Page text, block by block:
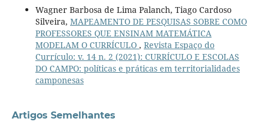
Wagner Barbosa de Lima Palanch, Tiago Cardoso
Silveira, MAPEAMENTO DE PESQUISAS SOBRE COMO
PROFESSORES QUE ENSINAM MATEMÁTICA
MODELAM O CURRÍCULO , Revista Espaço do
Currículo: v. 14 n. 2 (2021): CURRÍCULO E ESCOLAS
DO CAMPO: políticas e práticas em territorialidades
camponesas
Artigos Semelhantes